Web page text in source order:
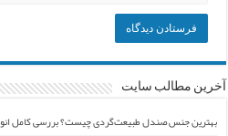
آخرین مطالب سایت
بهترین جنس صندل طبیعت‌گردی چیست؟ بررسی کامل